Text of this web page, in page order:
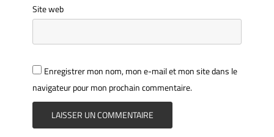
Site web
Enregistrer mon nom, mon e-mail et mon site dans le
navigateur pour mon prochain commentaire.